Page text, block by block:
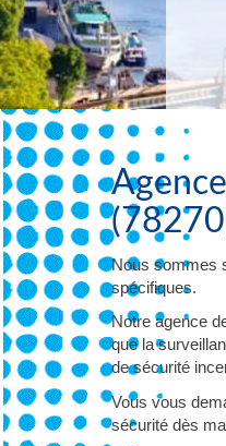
Nous sommes
spécifiques.
Notre agence
que la
de sécurité
Vous vous
sécurité dès